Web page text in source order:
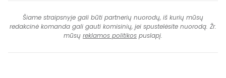
Šiame straipsnyje gali būti partnerių nuorodų, iš kurių mūsų
redakcinė komanda gali gauti komisinių, jei spustelėsite nuorodą. Žr.
mūsų reklamos politikos puslapį.